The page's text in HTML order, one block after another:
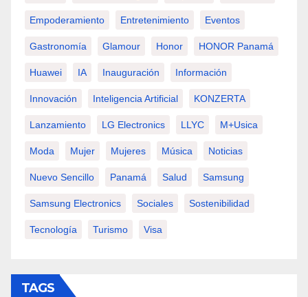
Empoderamiento Entretenimiento Eventos
Gastronomía Glamour Honor HONOR Panamá
Huawei IA Inauguración Información
Innovación Inteligencia Artificial KONZERTA
Lanzamiento LG Electronics LLYC M+usica
Moda Mujer Mujeres Música Noticias
Nuevo Sencillo Panamá Salud Samsung
Samsung Electronics Sociales Sostenibilidad
Tecnología Turismo Visa
TAGS